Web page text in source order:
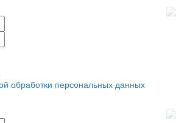
обработки персональных данных